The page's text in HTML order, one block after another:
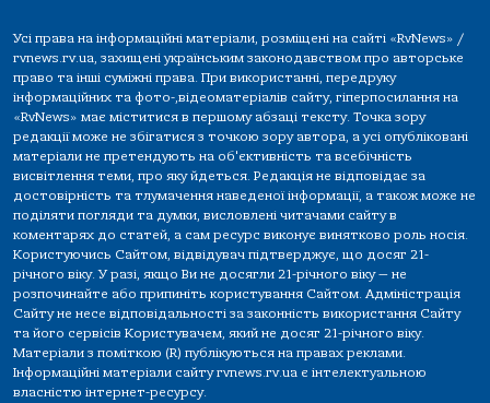
Усі права на інформаційні матеріали, розміщені на сайті «RvNews» /
rvnews.rv.ua, захищені українським законодавством про авторське
право та інші суміжні права. При використанні, передруку
інформаційних та фото-,відеоматеріалів сайту, гіперпосилання на
«RvNews» має міститися в першому абзаці тексту. Точка зору
редакції може не збігатися з точкою зору автора, а усі опубліковані
матеріали не претендують на об'єктивність та всебічність
висвітлення теми, про яку йдеться. Редакція не відповідає за
достовірність та тлумачення наведеної інформації, а також може не
поділяти погляди та думки, висловлені читачами сайту в
коментарях до статей, а сам ресурс виконує винятково роль носія.
Користуючись Сайтом, відвідувач підтверджує, що досяг 21-
річного віку. У разі, якщо Ви не досягли 21-річного віку — не
розпочинайте або припиніть користування Сайтом. Адміністрація
Сайту не несе відповідальності за законність використання Сайту
та його сервісів Користувачем, який не досяг 21-річного віку.
Матеріали з поміткою (R) публікуються на правах реклами.
Інформаційні матеріали сайту rvnews.rv.ua є інтелектуальною
власністю інтернет-ресурсу.